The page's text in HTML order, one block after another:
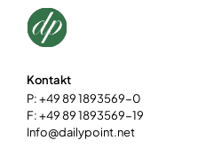
Kontakt
P: +49 89 1893569-0
F: +49 89 1893569-19
Info@dailypoint.net